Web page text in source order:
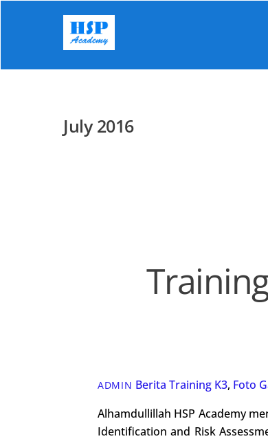
July 2016
ADMIN Berita Training K3, Foto
Alhamdullillah HSP Academy
Identification and Risk